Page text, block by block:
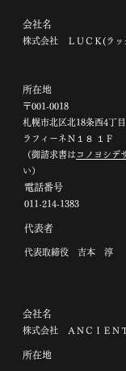
会社名
株式会社 ＬＵＣＫ(ラッ
所在地
〒001-0018
札幌市北区北18条西4丁
ラフィーネＮ１８ １Ｆ
（御請求書は コノヨシデ
い）
電話番号
011-214-1383
代表者
代表取締役 吉本 淳
会社名
株式会社 ＡＮＣＩＥＮ
所在地